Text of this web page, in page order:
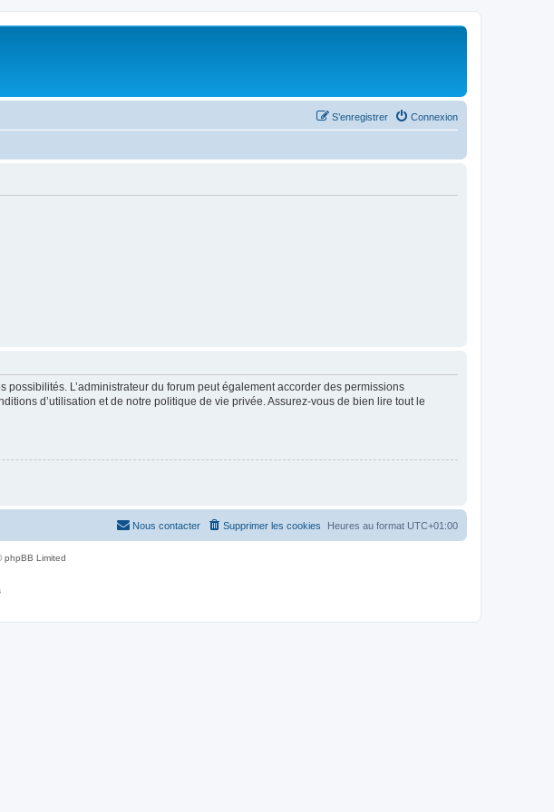
Connexion
S’enregistrer
L’administrateur du forum peut également accorder des permissions
d’utilisation et de notre politique de vie privée. Assurez-vous de bien lire tout le
Heures au format UTC+01:00
Supprimer les cookies
Nous contacter
phpBB Limited